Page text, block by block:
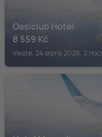
Oasiclub Hotel
8 559 Kč
Vieste, 24 srpna 2026, 2 noci